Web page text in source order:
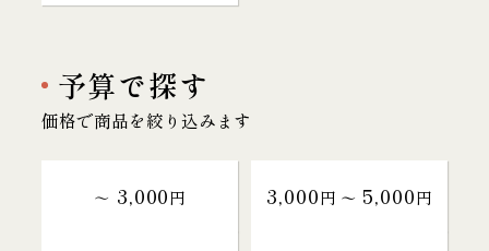
予算で探す
価格で商品を絞り込みます
～ 3,000円 3,000円 〜 5,000円